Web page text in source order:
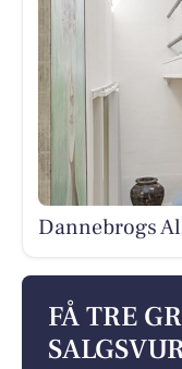
Dannebrogs
FÅ TRE